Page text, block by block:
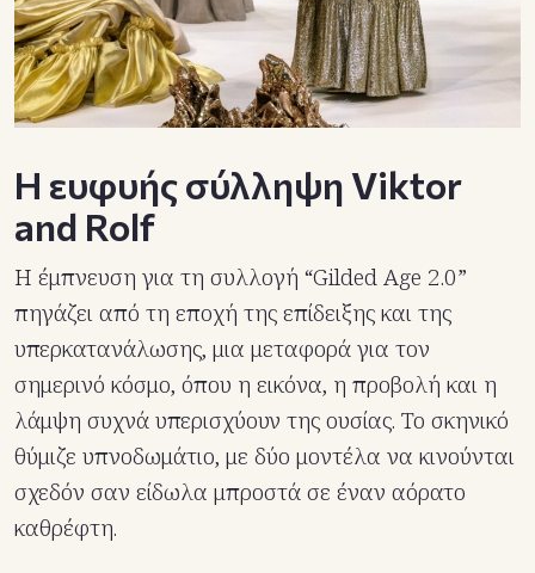
Η ευφυής σύλληψη Viktor
and Rolf
Η έμπνευση για τη συλλογή “Gilded Age 2.0”
πηγάζει από τη εποχή της επίδειξης και της
υπερκατανάλωσης, μια μεταφορά για τον
σημερινό κόσμο, όπου η εικόνα, η προβολή και η
λάμψη συχνά υπερισχύουν της ουσίας. Το σκηνικό
θύμιζε υπνοδωμάτιο, με δύο μοντέλα να κινούνται
σχεδόν σαν είδωλα μπροστά σε έναν αόρατο
καθρέφτη.